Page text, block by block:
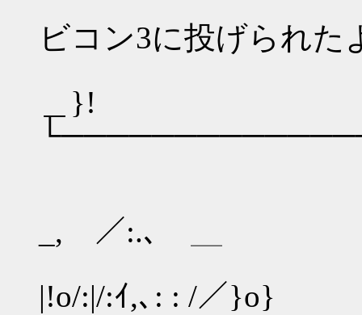
ビコン3に投げられ
_, ／:.､ ＿
|!o/:|/:ｲ,､: : /／}o}